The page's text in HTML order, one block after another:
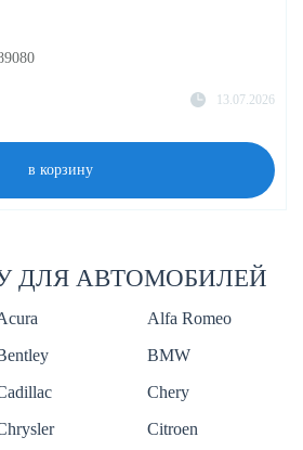
13.07.2026
в корзину
ДЛЯ АВТОМОБИЛЕЙ
Alfa Romeo
BMW
Chery
Citroen